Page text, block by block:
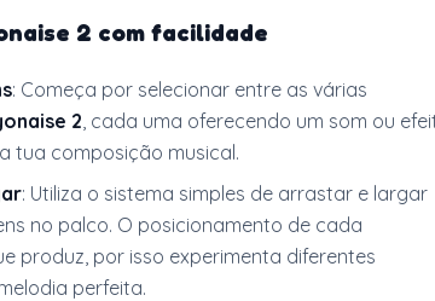
2 com facilidade
: Começa por selecionar entre as várias
2, cada uma oferecendo um som ou
tua composição musical.
: Utiliza o sistema simples de arrastar e largar
no palco. O posicionamento de cada
produz, por isso experimenta diferentes
perfeita.